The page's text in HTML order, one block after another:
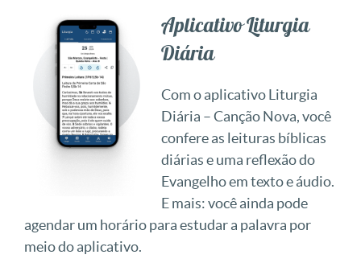
Aplicativo Liturgia
Diária
Com o aplicativo Liturgia
Diária – Canção Nova, você
confere as leituras bíblicas
diárias e uma reflexão do
Evangelho em texto e áudio.
E mais: você ainda pode
agendar um horário para estudar a palavra por
meio do aplicativo.